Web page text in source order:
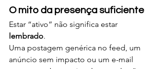
O mito da presença suficiente
Estar “ativo” não significa estar
lembrado.
Uma postagem genérica no feed, um
anúncio sem impacto ou um e-mail